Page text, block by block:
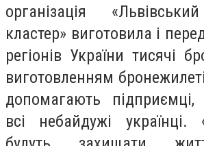
організація
кластер» виготовила і
регіонів України тисячі
виготовленням
допомагають підприємці,
всі небайдужі українці.